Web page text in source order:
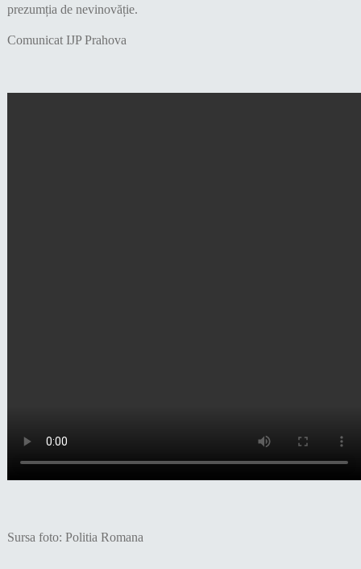
prezumția de nevinovăție.
Comunicat IJP Prahova
Sursa foto: Politia Romana